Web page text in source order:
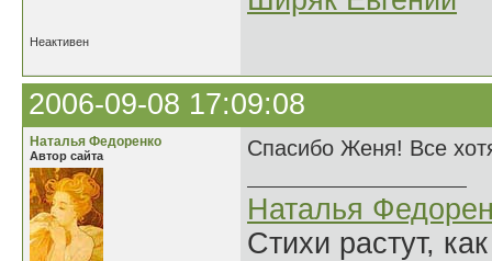
Неактивен
2006-09-08 17:09:08
Наталья Федоренко
Автор сайта Спасибо Женя! Все
Наталья
Стихи растут,